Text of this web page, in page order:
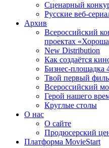
Сценарный
Русские веб-
Архив
Всероссийский
проектах
New Distribution
Как создаётся
Бизнес-
Твой первый
Всероссийский
Герой нашего
Круглые столы
О нас
О сайте
Продюсерский
Платформа MovieStart